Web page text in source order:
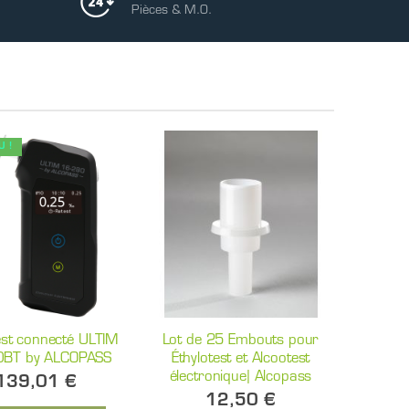
Pièces & M.O.
!
connecté ULTIM
by ALCOPASS
€
Lot de 25 Embouts pour
Éthylotest et Alcootest
électronique| Alcopass
12,50 €